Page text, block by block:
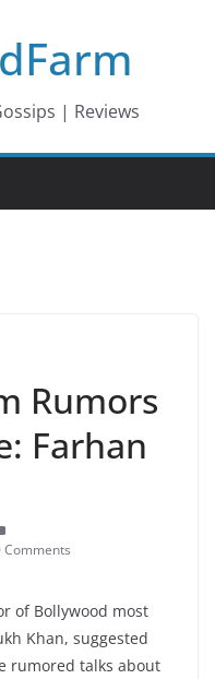
| Reviews
Rumors
Farhan
Comments
of Bollywood most
Khan, suggested
rumored talks about